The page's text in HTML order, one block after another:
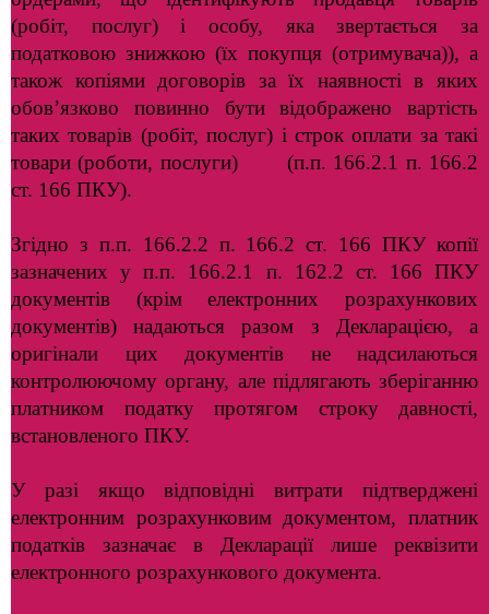
(робіт, послуг) і особу, яка звертається за
податковою знижкою (їх покупця (отримувача)), а
також копіями договорів за їх наявності в яких
обов’язково повинно бути відображено вартість
таких товарів (робіт, послуг) і строк оплати за такі
товари (роботи, послуги) (п.п. 166.2.1 п. 166.2
ст. 166 ПКУ).
Згідно з п.п. 166.2.2 п. 166.2 ст. 166 ПКУ копії
зазначених у п.п. 166.2.1 п. 162.2 ст. 166 ПКУ
документів (крім електронних розрахункових
документів) надаються разом з Декларацією, а
оригінали цих документів не надсилаються
контролюючому органу, але підлягають зберіганню
платником податку протягом строку давності,
встановленого ПКУ.
У разі якщо відповідні витрати підтверджені
електронним розрахунковим документом, платник
податків зазначає в Декларації лише реквізити
електронного розрахункового документа.